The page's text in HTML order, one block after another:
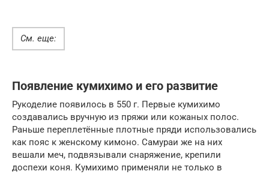
См. еще:
Появление кумихимо и его развитие
Рукоделие появилось в 550 г. Первые кумихимо
создавались вручную из пряжи или кожаных полос.
Раньше переплетённые плотные пряди использовались
как пояс к женскому кимоно. Самураи же на них
вешали меч, подвязывали снаряжение, крепили
доспехи коня. Кумихимо применяли не только в